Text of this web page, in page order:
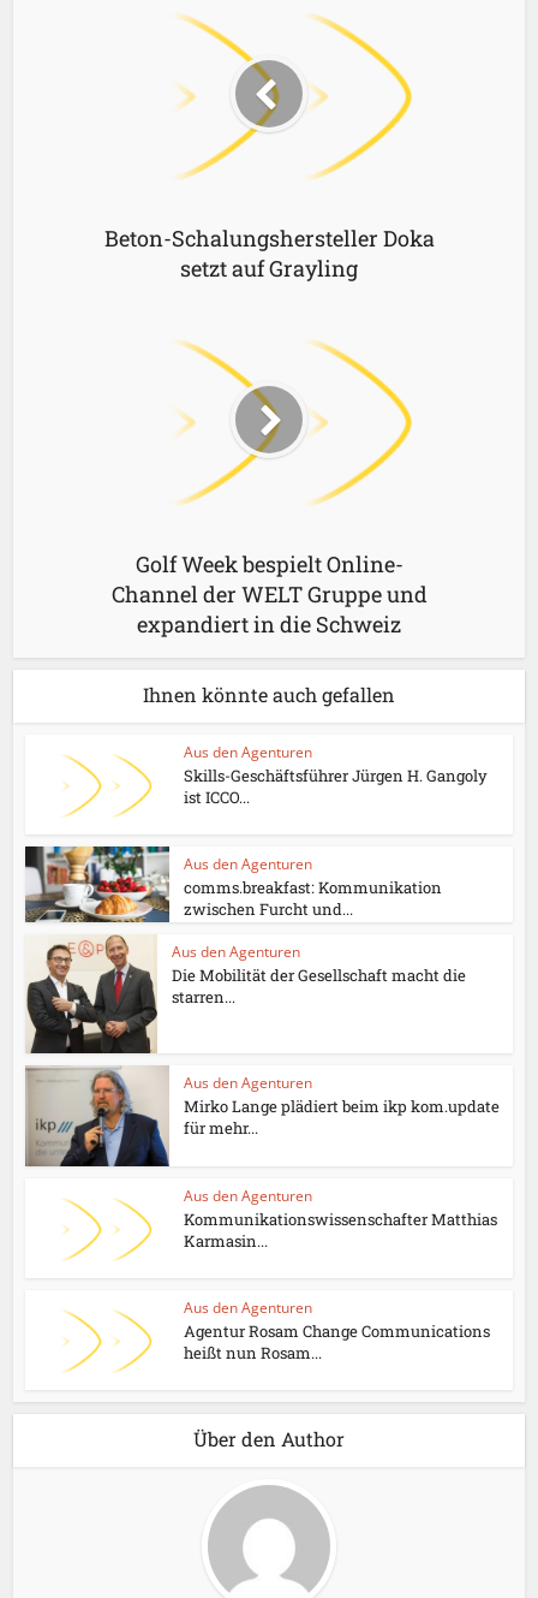
Beton-Schalungshersteller Doka
setzt auf Grayling
Golf Week bespielt Online-
Channel der WELT Gruppe und
expandiert in die Schweiz
Ihnen könnte auch gefallen
Aus den Agenturen
Skills-Geschäftsführer Jürgen H. Gangoly
ist ICCO...
Aus den Agenturen
comms.breakfast: Kommunikation
zwischen Furcht und...
Aus den Agenturen
Die Mobilität der Gesellschaft macht die
starren...
Aus den Agenturen
Mirko Lange plädiert beim ikp kom.update
für mehr...
Aus den Agenturen
Kommunikationswissenschafter Matthias
Karmasin...
Aus den Agenturen
Agentur Rosam Change Communications
heißt nun Rosam...
Über den Author